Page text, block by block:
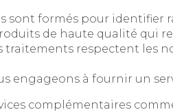
sont formés pour identifier
de haute qualité qui
traitements respectent les
engageons à fournir un
complémentaires